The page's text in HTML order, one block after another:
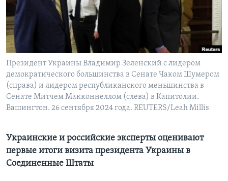
Learning English
СОЦИАЛЬНЫЕ СЕТИ
Языки
Президент Украины Владимир Зеленский с лидером
демократического большинства в Сенате Чаком Шумером
(справа) и лидером республиканского меньшинства в
Сенате Митчем Макконнеллом (слева) в Капитолии.
Вашингтон. 26 сентября 2024 года. REUTERS/Leah Millis
Украинские и российские эксперты оценивают
первые итоги визита президента Украины в
Соединенные Штаты